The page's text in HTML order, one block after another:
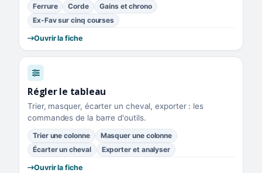
Ferrure Corde
Gains et chrono
Ex-Fav sur cinq courses
Ouvrir la fiche
Régler le tableau
Trier, masquer, écarter un cheval, exporter : les
commandes de la barre d'outils.
Trier une colonne
Masquer une colonne
Écarter un cheval
Exporter et analyser
Ouvrir la fiche